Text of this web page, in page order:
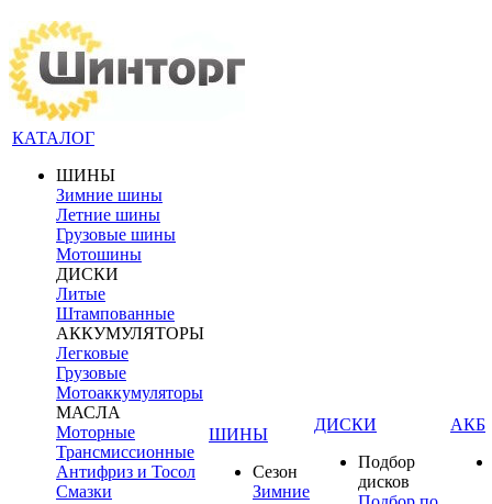
КАТАЛОГ
ШИНЫ
Зимние шины
Летние шины
Грузовые шины
Мотошины
ДИСКИ
Литые
Штампованные
АККУМУЛЯТОРЫ
Легковые
Грузовые
Мотоаккумуляторы
МАСЛА
Моторные
Трансмиссионные
Антифриз и Тосол
Смазки
ШИНЫ
Сезон
Зимние
ДИСКИ
Подбор
дисков
АКБ